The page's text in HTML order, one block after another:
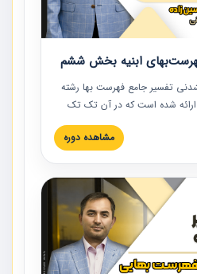
ابنیه بخش ششم
تفسیر جامع فهرست بها رشته
ارائه شده است که در آن تک تک
تفسیر و ارائه شده است. این
و به همراه تصاویر عملیات
مدیر پروژه مهندسی
رشته ابنیه ارائه شده و به تمام
ساخت در حال فعالیت هستند حتما
دوره استفاده نمایند.
مشاهده دوره